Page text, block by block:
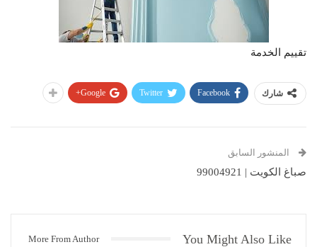
تقييم الخدمة
شارك Facebook
Twitter
Google+
المنشور السابق
صباغ الكويت | 99004921
You Might Also Like
More From Author